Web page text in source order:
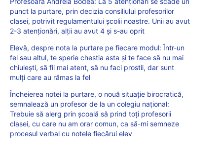
punct la purtare, prin decizia consiliului profesorilor
clasei, potrivit regulamentului școlii noastre. Unii au avut
2-3 atenționări, alții au avut 4 și s-au oprit
Elevă, despre nota la purtare pe fiecare modul: Într-un
fel sau altul, te sperie chestia asta şi te face să nu mai
chiuleşti, să fii mai atent, să nu faci prostii, dar sunt
mulţi care au rămas la fel
Încheierea notei la purtare, o nouă situație birocratică,
semnalează un profesor de la un colegiu național:
Trebuie să alerg prin școală să prind toți profesorii
clasei, cu care nu am orar comun, ca să-mi semneze
procesul verbal cu notele fiecărui elev